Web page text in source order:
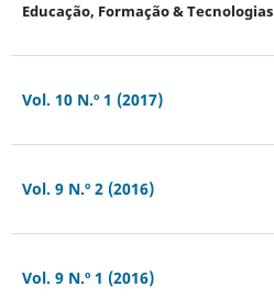
Educação, Formação & Tecnologias
Vol. 10 N.º 1 (2017)
Vol. 9 N.º 2 (2016)
Vol. 9 N.º 1 (2016)